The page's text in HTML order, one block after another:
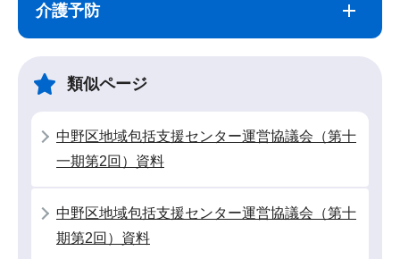
こ
介護予防
類似ページ
中野区地域包括支援センター運営協議会（第十
一期第2回）資料
中野区地域包括支援センター運営協議会（第十
期第2回）資料